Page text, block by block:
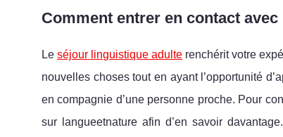
Comment entrer en contact
Leséjour linguistique adulte renchérit votre
nouvelles choses tout en ayant l’opportunité
en compagnie d’une personne proche. Pour
sur langueetnature afin d’en savoir